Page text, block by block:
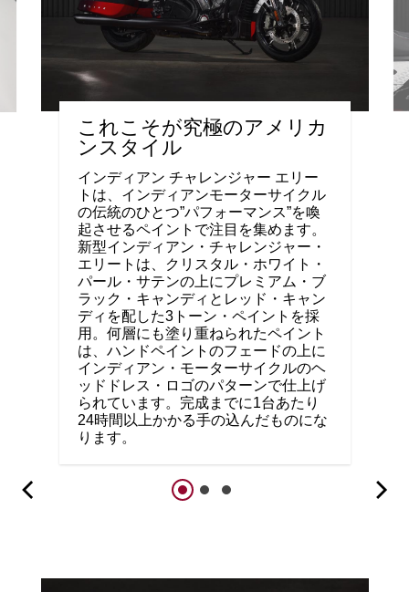
これこそが究極のアメリカ
ンスタイル
インディアン チャレンジャー エリー
トは、インディアンモーターサイクル
の伝統のひとつ”パフォーマンス”を喚
起させるペイントで注目を集めます。
新型インディアン・チャレンジャー・
エリートは、クリスタル・ホワイト・
パール・サテンの上にプレミアム・ブ
ラック・キャンディとレッド・キャン
ディを配した3トーン・ペイントを採
用。何層にも塗り重ねられたペイント
は、ハンドペイントのフェードの上に
インディアン・モーターサイクルのヘ
ッドドレス・ロゴのパターンで仕上げ
られています。完成までに1台あたり
24時間以上かかる手の込んだものにな
ります。